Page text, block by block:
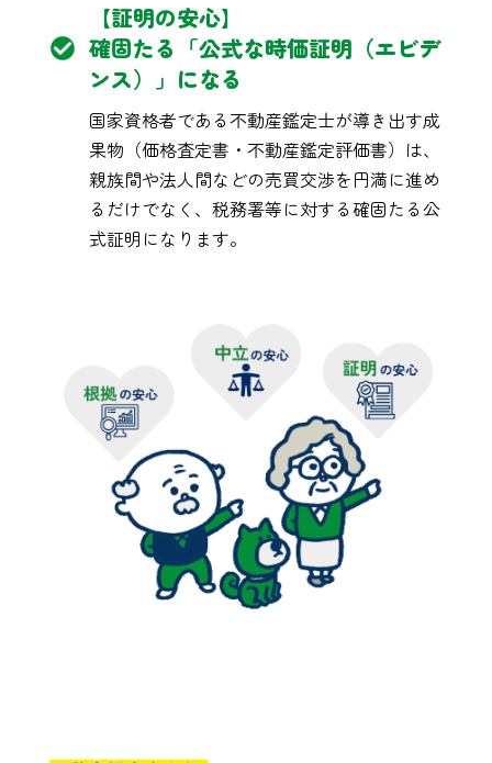
【証明の安心】
確固たる「公式な時価証明（エビデ
ンス）」になる
国家資格者である不動産鑑定士が導き出す成
果物（価格査定書・不動産鑑定評価書）は、
親族間や法人間などの売買交渉を円満に進め
るだけでなく、税務署等に対する確固たる公
式証明になります。